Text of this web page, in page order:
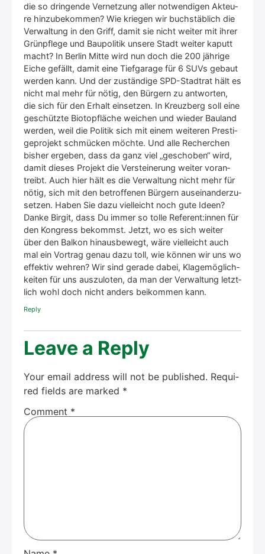
die so drin­gen­de Ver­net­zung aller not­wen­di­gen Akteu­
re hin­zu­be­kom­men? Wie krie­gen wir buch­stäb­lich die
Ver­wal­tung in den Griff, damit sie nicht wei­ter mit ihrer
Grün­pfle­ge und Bau­po­li­tik unse­re Stadt wei­ter kaputt
macht? In Ber­lin Mit­te wird nun doch die 200 jäh­ri­ge
Eiche gefällt, damit eine Tief­ga­ra­ge für 6 SUVs gebaut
wer­den kann. Und der zustän­di­ge SPD-Stadt­rat hält es
nicht mal mehr für nötig, den Bür­gern zu ant­wor­ten,
die sich für den Erhalt ein­set­zen. In Kreuz­berg soll eine
geschütz­te Bio­top­flä­che wei­chen und wie­der Bau­land
wer­den, weil die Poli­tik sich mit einem wei­te­ren Pres­ti­
ge­pro­jekt schmü­cken möch­te. Und alle Recher­chen
bis­her erge­ben, dass da ganz viel „gescho­ben“ wird,
damit die­ses Pro­jekt die Ver­stei­ne­rung wei­ter vor­an­
treibt. Auch hier hält es die Ver­wal­tung nicht mehr für
nötig, sich mit den betrof­fe­nen Bür­gern aus­ein­an­der­zu­
set­zen. Haben Sie dazu viel­leicht noch gute Ideen?
Dan­ke Bir­git, dass Du immer so tol­le Referent:innen für
den Kon­gress bekommst. Jetzt, wo es sich wei­ter
über den Bal­kon hin­aus­be­wegt, wäre viel­leicht auch
mal ein Vor­trag genau dazu toll, wie kön­nen wir uns wo
effek­tiv weh­ren? Wir sind gera­de dabei, Kla­ge­mög­lich­
kei­ten für uns aus­zu­lo­ten, da man der Ver­wal­tung letzt­
lich wohl doch nicht anders bei­kom­men kann.
Rep­ly
Lea­ve a Rep­ly
Your email address will not be published. Requi­
red fields are mark­ed *
Com­ment *